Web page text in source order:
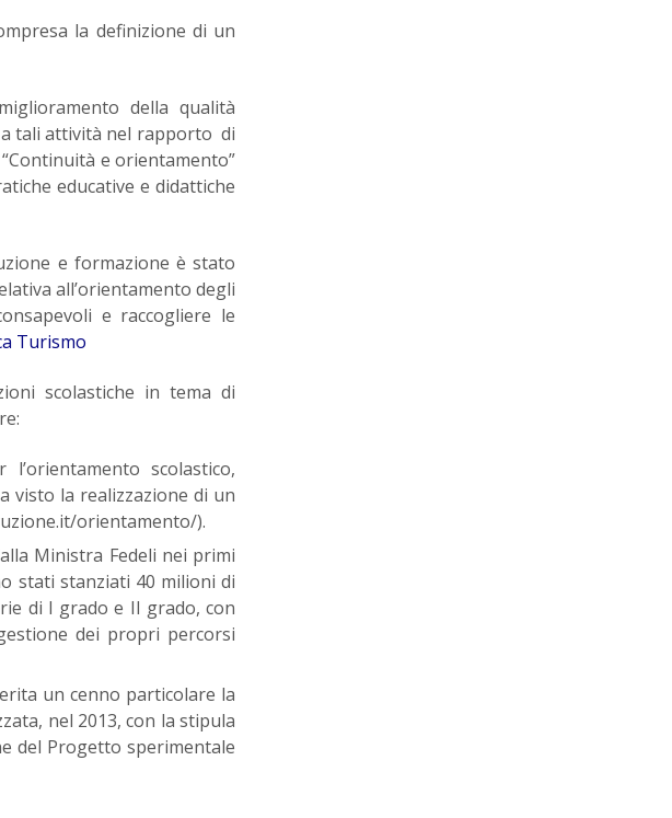
la definizione di un
della qualità
a tali attività nel rapporto di
e orientamento”
educative e didattiche
e formazione è stato
all’orientamento degli
e raccogliere le
Turismo
scolastiche in tema di
scolastico,
visto la realizzazione di un
orientamento/).
Ministra Fedeli nei primi
stati stanziati 40 milioni di
di I grado e II grado, con
dei propri percorsi
un cenno particolare la
nel 2013, con la stipula
del Progetto sperimentale